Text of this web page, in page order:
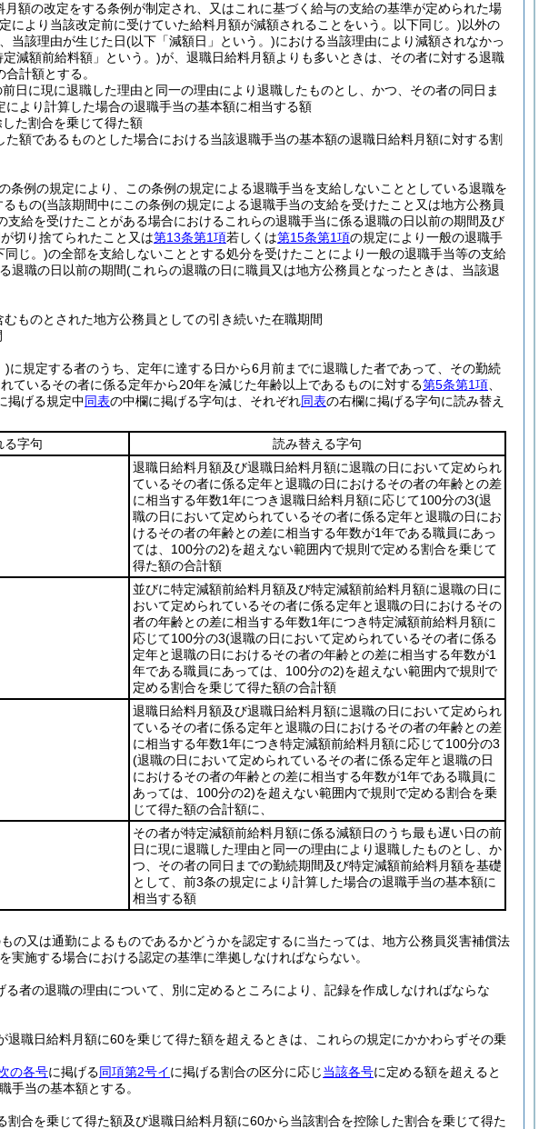
月額の改定をする条例が制定され、又はこれに基づく給与の支給の基準が定められた場
より当該改定前に受けていた給料月額が減額されることをいう。以下同じ。)以外の
当該理由が生じた日(以下「減額日」という。)における当該理由により減額されなかっ
減額前給料額」という。)が、退職日給料月額よりも多いときは、その者に対する退職
計額とする。
日に現に退職した理由と同一の理由により退職したものとし、かつ、その者の同日ま
により計算した場合の退職手当の基本額に相当する額
た割合を乗じて得た額
た額であるものとした場合における当該退職手当の基本額の退職日給料月額に対する割
条例の規定により、この条例の規定による退職手当を支給しないこととしている退職を
るもの(当該期間中にこの条例の規定による退職手当の支給を受けたこと又は地方公務員
支給を受けたことがある場合におけるこれらの退職手当に係る退職の日以前の期間及び
切り捨てられたこと又は第13条第1項若しくは第15条第1項の規定により一般の退職手
同じ。)の全部を支給しないこととする処分を受けたことにより一般の退職手当等の支給
退職の日以前の期間(これらの退職の日に職員又は地方公務員となったときは、当該退
ものとされた地方公務員としての引き続いた在職期間
)に規定する者のうち、定年に達する日から6月前までに退職した者であって、その勤続
ているその者に係る定年から20年を減じた年齢以上であるものに対する第5条第1項
掲げる規定中同表の中欄に掲げる字句は、それぞれ同表の右欄に掲げる字句に読み替え
る字句
読み替える字句
退職日給料月額及び退職日給料月額に退職の日において定められ
ているその者に係る定年と退職の日におけるその者の年齢との差
に相当する年数1年につき退職日給料月額に応じて100分の3(退
職の日において定められているその者に係る定年と退職の日にお
けるその者の年齢との差に相当する年数が1年である職員にあっ
ては、100分の2)を超えない範囲内で規則で定める割合を乗じて
得た額の合計額
並びに特定減額前給料月額及び特定減額前給料月額に退職の日に
おいて定められているその者に係る定年と退職の日におけるその
者の年齢との差に相当する年数1年につき特定減額前給料月額に
応じて100分の3(退職の日において定められているその者に係る
定年と退職の日におけるその者の年齢との差に相当する年数が1
年である職員にあっては、100分の2)を超えない範囲内で規則で
定める割合を乗じて得た額の合計額
退職日給料月額及び退職日給料月額に退職の日において定められ
ているその者に係る定年と退職の日におけるその者の年齢との差
に相当する年数1年につき特定減額前給料月額に応じて100分の3
(退職の日において定められているその者に係る定年と退職の日
におけるその者の年齢との差に相当する年数が1年である職員に
あっては、100分の2)を超えない範囲内で規則で定める割合を乗
じて得た額の合計額に、
その者が特定減額前給料月額に係る減額日のうち最も遅い日の前
日に現に退職した理由と同一の理由により退職したものとし、か
つ、その者の同日までの勤続期間及び特定減額前給料月額を基礎
として、前3条の規定により計算した場合の退職手当の基本額に
相当する額
の又は通勤によるものであるかどうかを認定するに当たっては、地方公務員災害補償法
施する場合における認定の基準に準拠しなければならない。
る者の退職の理由について、別に定めるところにより、記録を作成しなければならな
退職日給料月額に60を乗じて得た額を超えるときは、これらの規定にかかわらずその乗
の各号に掲げる同項第2号イに掲げる割合の区分に応じ当該各号に定める額を超えると
手当の基本額とする。
割合を乗じて得た額及び退職日給料月額に60から当該割合を控除した割合を乗じて得た